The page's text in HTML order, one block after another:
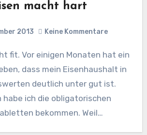
macht hart
2013 Keine Kommentare
fit. Vor einigen Monaten hat ein
dass mein Eisenhaushalt in
deutlich unter gut ist.
habe ich die obligatorischen
bekommen. Weil…